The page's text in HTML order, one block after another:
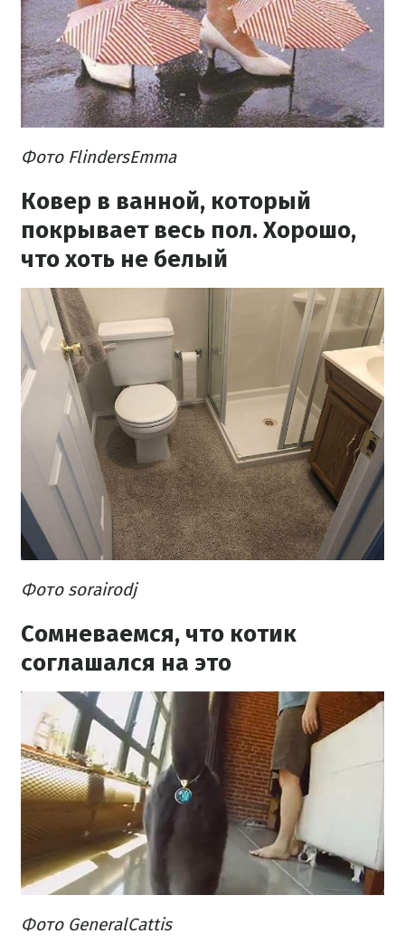
Фото FlindersEmma
Ковер в ванной, который
покрывает весь пол. Хорошо,
что хоть не белый
Фото sorairodj
Сомневаемся, что котик
соглашался на это
Фото GeneralCattis